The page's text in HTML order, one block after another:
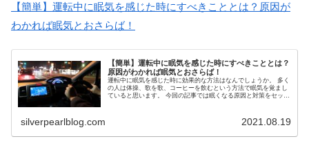
【簡単】運転中に眠気を感じた時にすべきこととは？原因が
わかれば眠気とおさらば！
【簡単】運転中に眠気を感じた時にすべきこととは？
原因がわかれば眠気とおさらば！
運転中に眠気を感じた時に効果的な方法はなんでしょうか。 多く
の人は体操、歌を歌、コーヒーを飲むという方法で眠気を覚まし
ていると思います。 今回の記事では眠くなる原因と対策をセット
silverpearlblog.com 2021.08.19